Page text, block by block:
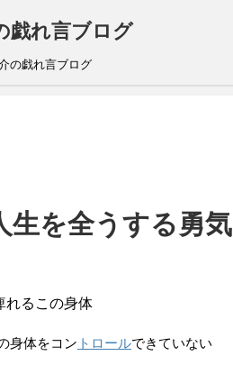
戯れ言ブログ
の戯れ言ブログ
生を全うする勇気
れるこの身体
身体をコン トロールできていない